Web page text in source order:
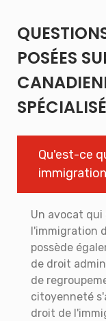
POSÉES
Qu'est-ce
Un avocat qui
l'immigration
possède
de droit
de
citoyenneté
droit de